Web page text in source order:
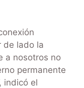
de lado la
a nosotros no
permanente
indicó el